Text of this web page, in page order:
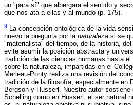
un "para sí" que albergara el sentido y
que nos ata a ellas y al mundo (p. 175).
9 La concepción ontológica de la vida
nuevo la pregunta por la naturaleza si se
"materialista" del tiempo, de la historia,
evite asumir la posición abstracta y
tradición de las ciencias humanas hasta
sobre la naturaleza, impartidas en el
Merleau-Ponty realiza una revisión del
tradición de la filosofía, especialmente en
Bergson y Husserl. Nuestro autor
Schelling como en Husserl, el ser natural